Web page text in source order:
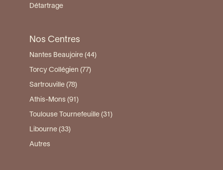
Détartrage
Nos Centres
Nantes Beaujoire (44)
Torcy Collégien (77)
Sartrouville (78)
Athis-Mons (91)
Toulouse Tournefeuille (31)
Libourne (33)
Autres